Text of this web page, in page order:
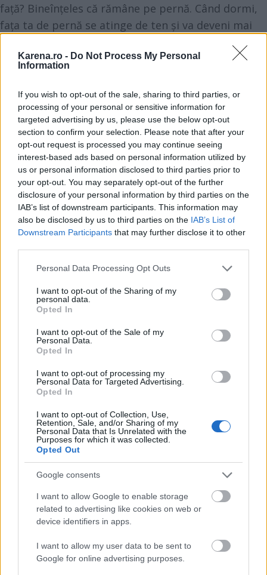
Karena.ro - Do Not Process My Personal
Information
If you wish to opt-out of the sale, sharing to third parties, or
processing of your personal or sensitive information for
targeted advertising by us, please use the below opt-out
section to confirm your selection. Please note that after your
opt-out request is processed you may continue seeing
interest-based ads based on personal information utilized by
us or personal information disclosed to third parties prior to
your opt-out. You may separately opt-out of the further
disclosure of your personal information by third parties on the
IAB’s list of downstream participants. This information may
also be disclosed by us to third parties on the IAB’s List of
Downstream Participants that may further disclose it to other
Please note that this website/app uses one or more Google
not limited to your visit or usage behaviour. You may click to
grant or deny consent to Google and its third-party tags to
use your data for below specified purposes in below Google
consent section.
Personal Data Processing Opt Outs
I want to opt-out of the Sharing of my
personal data.
Opted In
I want to opt-out of the Sale of my
Personal Data.
Opted In
I want to opt-out of processing my
Personal Data for Targeted Advertising.
Opted In
I want to opt-out of Collection, Use,
Retention, Sale, and/or Sharing of my
Personal Data that Is Unrelated with the
Purposes for which it was collected.
Opted Out
Google consents
I want to allow Google to enable storage
related to advertising like cookies on web or
device identifiers in apps.
I want to allow my user data to be sent to
Google for online advertising purposes.
față? Bineînțeles că rămâne pe pernă. Când dormi,
fața ta de pernă se atinge de ten și va deveni mai
murdară pe zi ce trece. În plus, vei declanșa un ciclu
vicios de transfer al murdăriei. Ceea ce înseamnă că
pernă și, chiar dacă te speli pe față, în noaptea
următoare te vei pune cu tenul curat pe fața de
pernă murdară, ceea ce poate încuraja apariția
coșurilor.
Produsele de îngrijire a pielii pe care le folosești nu
vor mai avea același efect